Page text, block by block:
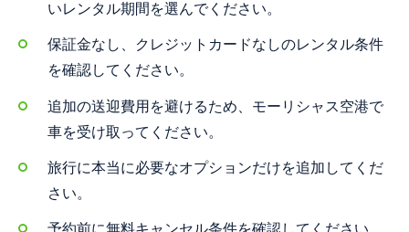
いレンタル期間を選んでください。
保証金なし、クレジットカードなしのレンタル条件
を確認してください。
追加の送迎費用を避けるため、モーリシャス空港で
車を受け取ってください。
旅行に本当に必要なオプションだけを追加してくだ
さい。
予約前に無料キャンセル条件を確認してください。